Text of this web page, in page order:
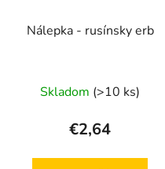
Nálepka - rusínsky erb
Skladom (>10 ks)
€2,64